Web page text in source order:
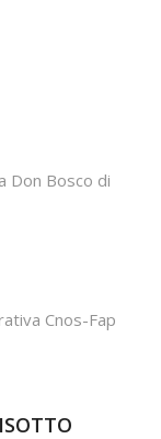
Don Bosco di
Cnos-Fap